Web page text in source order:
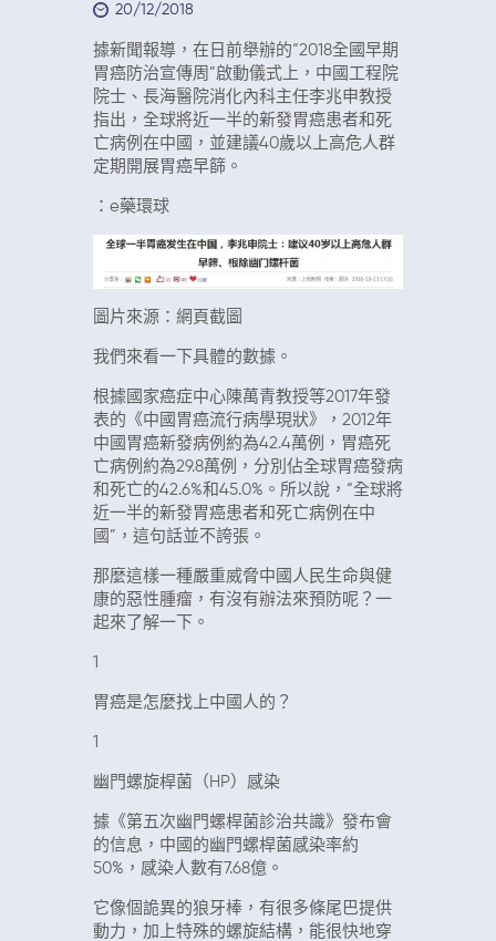
20/12/2018
據新聞報導，在日前舉辦的“2018全國早期
胃癌防治宣傳周”啟動儀式上，中國工程院
院士、長海醫院消化內科主任李兆申教授
指出，全球將近一半的新發胃癌患者和死
亡病例在中國，並建議40歲以上高危人群
定期開展胃癌早篩。
：e藥環球
圖片來源：網頁截圖
我們來看一下具體的數據。
根據國家癌症中心陳萬青教授等2017年發
表的《中國胃癌流行病學現狀》，2012年
中國胃癌新發病例約為42.4萬例，胃癌死
亡病例約為29.8萬例，分別佔全球胃癌發病
和死亡的42.6%和45.0%。所以說，“全球將
近一半的新發胃癌患者和死亡病例在中
國”，這句話並不誇張。
那麼這樣一種嚴重威脅中國人民生命與健
康的惡性腫瘤，有沒有辦法來預防呢？一
起來了解一下。
1
胃癌是怎麼找上中國人的？
1
幽門螺旋桿菌（HP）感染
據《第五次幽門螺桿菌診治共識》發布會
的信息，中國的幽門螺桿菌感染率約
50%，感染人數有7.68​​億。
它像個詭異的狼牙棒，有很多條尾巴提供
動力，加上特殊的螺旋結構，能很快地穿